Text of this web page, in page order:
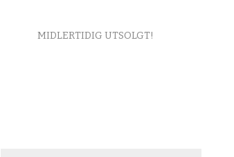
MIDLERTIDIG UTSOLGT!